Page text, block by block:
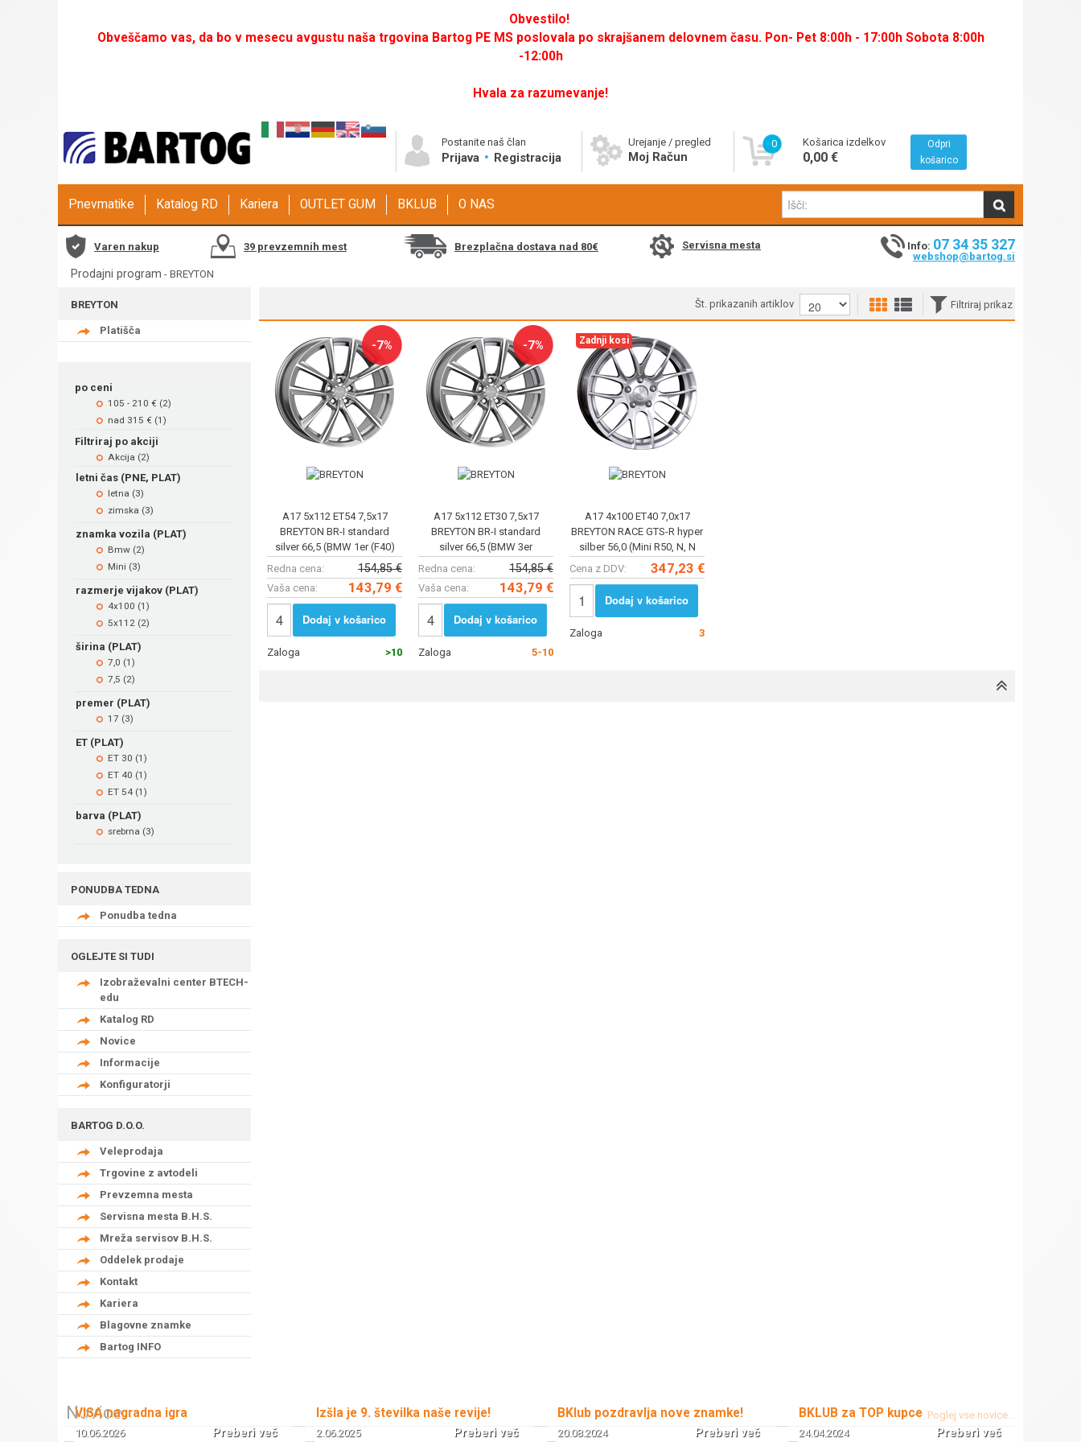
Obvestilo!
Obveščamo vas, da bo v mesecu avgustu naša trgovina Bartog PE MS poslovala po skrajšanem delovnem času. Pon- Pet 8:00h - 17:00h Sobota 8:00h
-12:00h
Hvala za razumevanje!
Postanite naš član
Prijava Registracija
Urejanje / pregled
Moj Račun
0 Košarica izdelkov
0,00 €
Odpri
košarico
Pnevmatike Katalog RD Kariera OUTLET GUM BKLUB O NAS
Varen nakup 39 prevzemnih mest Brezplačna dostava nad 80€ Servisna mesta Info: 07 34 35 327
webshop@bartog.si
Prodajni program - BREYTON
BREYTON
Platišča
po ceni
105 - 210 € (2)
nad 315 € (1)
Filtriraj po akciji
Akcija (2)
letni čas (PNE, PLAT)
letna (3)
zimska (3)
znamka vozila (PLAT)
Bmw (2)
Mini (3)
razmerje vijakov (PLAT)
4x100 (1)
5x112 (2)
širina (PLAT)
7,0 (1)
7,5 (2)
premer (PLAT)
17 (3)
ET (PLAT)
ET 30 (1)
ET 40 (1)
ET 54 (1)
barva (PLAT)
srebrna (3)
PONUDBA TEDNA
Ponudba tedna
OGLEJTE SI TUDI
Izobraževalni center BTECH-
edu
Katalog RD
Novice
Informacije
Konfiguratorji
BARTOG D.O.O.
Veleprodaja
Trgovine z avtodeli
Prevzemna mesta
Servisna mesta B.H.S.
Mreža servisov B.H.S.
Oddelek prodaje
Kontakt
Kariera
Blagovne znamke
Bartog INFO
Filtriraj prikaz
Št. prikazanih artiklov
A17 5x112 ET54 7,5x17
BREYTON BR-I standard
silver 66,5 (BMW 1er (F40)
2019 - 2024, 2er Active Toure
-7%
Redna cena: 154,85 €
Vaša cena: 143,79 €
Dodaj v košarico
Zaloga >10
A17 5x112 ET30 7,5x17
BREYTON BR-I standard
silver 66,5 (BMW 3er
(G20/G21) 2019-, 4er Grand
Coupe (G
-7%
Redna cena: 154,85 €
Vaša cena: 143,79 €
Dodaj v košarico
Zaloga 5-10
Zadnji kosi
A17 4x100 ET40 7,0x17
BREYTON RACE GTS-R hyper
silber 56,0 (Mini R50, N, N
cabrio, Clubman)
Cena z DDV: 347,23 €
Dodaj v košarico
Zaloga 3
Novice Poglej vse novice...
VISA nagradna igra
10.06.2026 Preberi več
Izšla je 9. številka naše revije!
2.06.2025 Preberi več
BKlub pozdravlja nove znamke!
20.08.2024 Preberi več
BKLUB za TOP kupce
24.04.2024 Preberi več